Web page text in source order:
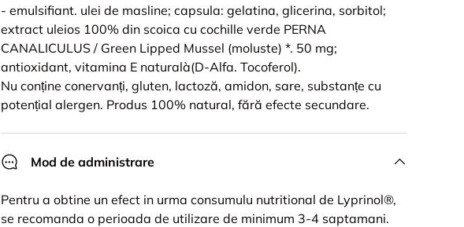
- emulsifiant. ulei de masline; capsula: gelatina, glicerina, sorbitol;
extract uleios 100% din scoica cu cochille verde PERNA
CANALICULUS / Green Lipped Mussel (moluste) *. 50 mg;
antioxidant, vitamina E naturalà(D-Alfa. Tocoferol).
Nu conține conervanți, gluten, lactoză, amidon, sare, substanțe cu
potențial alergen. Produs 100% natural, fără efecte secundare.
Mod de administrare
Pentru a obtine un efect in urma consumulu nutritional de Lyprinol®,
se recomanda o perioada de utilizare de minimum 3-4 saptamani.